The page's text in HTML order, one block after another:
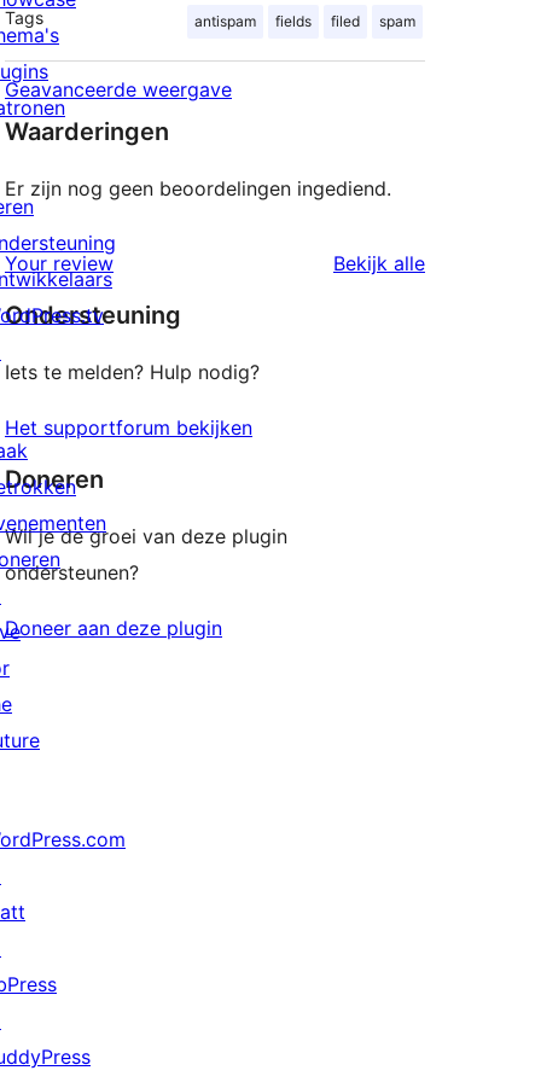
Tags antispam fields filed spam
Geavanceerde weergave
Waarderingen
Er zijn nog geen beoordelingen ingediend.
Your review Bekijk alle
Ondersteuning
Iets te melden? Hulp nodig?
Het supportforum bekijken
Doneren
Wil je de groei van deze plugin
ondersteunen?
Doneer aan deze plugin